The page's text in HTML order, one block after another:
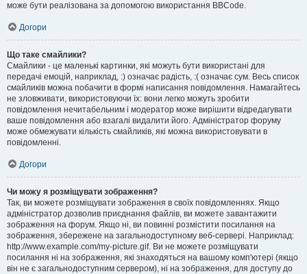
може бути реалізована за допомогою використання BBCode.
Догори
Що таке смайлики?
Смайлики - це маленькі картинки, які можуть бути використані для
передачі емоцій, наприклад, :) означає радість, :( означає сум. Весь список
смайликів можна побачити в формі написання повідомлення. Намагайтесь
не зловживати, використовуючи їх: вони легко можуть зробити
повідомлення нечитабельним і модератор може вирішити відредагувати
ваше повідомлення або взагалі видалити його. Адміністратор форуму
може обмежувати кількість смайликів, які можна використовувати в
повідомленні.
Догори
Чи можу я розміщувати зображення?
Так, ви можете розміщувати зображення в своїх повідомленнях. Якщо
адміністратор дозволив приєднання файлів, ви можете завантажити
зображення на форум. Якщо ні, ви повинні розмістити посилання на
зображення, збережене на загальнодоступному веб-сервері. Наприклад:
http://www.example.com/my-picture.gif. Ви не можете розміщувати
посилання ні на зображення, які знаходяться на вашому комп'ютері (якщо
він не є загальнодоступним сервером), ні на зображення, для доступу до